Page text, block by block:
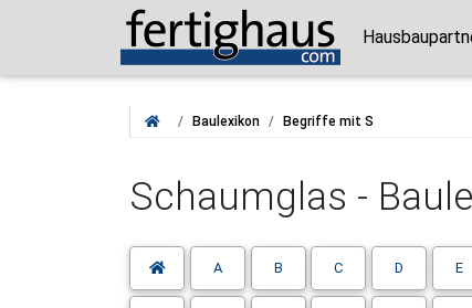
Baulexikon Begriffe mit S
Schaumglas -
A B C D E